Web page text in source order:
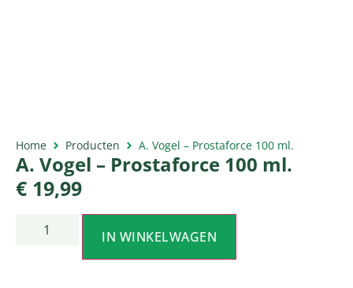
Home Producten A. Vogel – Prostaforce 100 ml.
A. Vogel – Prostaforce 100 ml.
€ 19,99
IN WINKELWAGEN